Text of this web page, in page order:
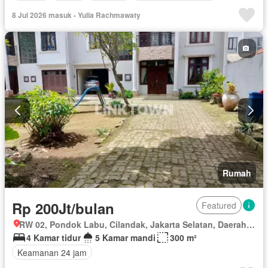
8 Jul 2026 masuk - Yulia Rachmawaty
Rumah
Rp 200Jt/bulan
Featured
RW 02, Pondok Labu, Cilandak, Jakarta Selatan, Daerah Khusus Ibukota Jakarta
4 Kamar tidur
5 Kamar mandi
300 m²
Keamanan 24 jam